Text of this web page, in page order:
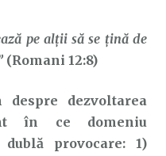
pe alţii să se ţină de
(Romani 12:8)
dezvoltarea
în ce domeniu
provocare: 1)